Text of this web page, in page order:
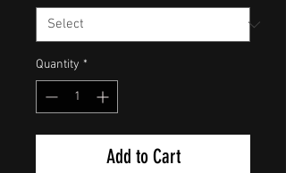
Quantity *
Add to Cart